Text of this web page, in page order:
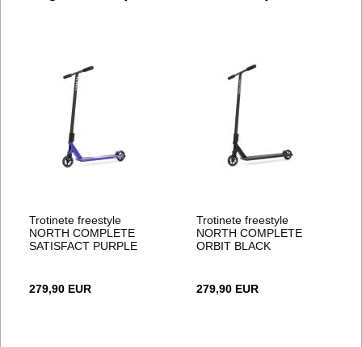
Trotinete freestyle
NORTH COMPLETE
SATISFACT PURPLE
279,90 EUR
Trotinete freestyle
NORTH COMPLETE
ORBIT BLACK
279,90 EUR